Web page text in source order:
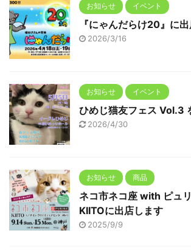
お知らせ イベント
『にゃんだらけ20』に
2026/3/16
お知らせ イベント
ひめじ猫友フェス Vol.3
2026/4/30
お知らせ 商品
ネコ市ネコ座 with ピュ
KIITOに出店します
2025/9/9